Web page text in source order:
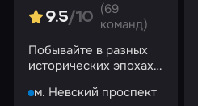
9.5/10
(69
команд)
Побывайте в разных
исторических эпохах
изменить ход истории
м. Невский проспект